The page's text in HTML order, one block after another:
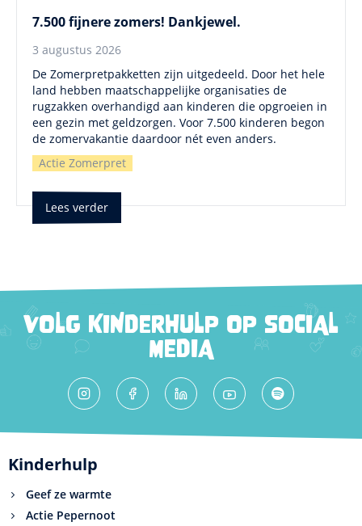
7.500 fijnere zomers! Dankjewel.
3 augustus 2026
De Zomerpretpakketten zijn uitgedeeld. Door het hele
land hebben maatschappelijke organisaties de
rugzakken overhandigd aan kinderen die opgroeien in
een gezin met geldzorgen. Voor 7.500 kinderen begon
de zomervakantie daardoor nét even anders.
Actie Zomerpret
Lees verder
VOLG KINDERHULP OP SOCIAL
MEDIA
Kinderhulp
Geef ze warmte
Actie Pepernoot